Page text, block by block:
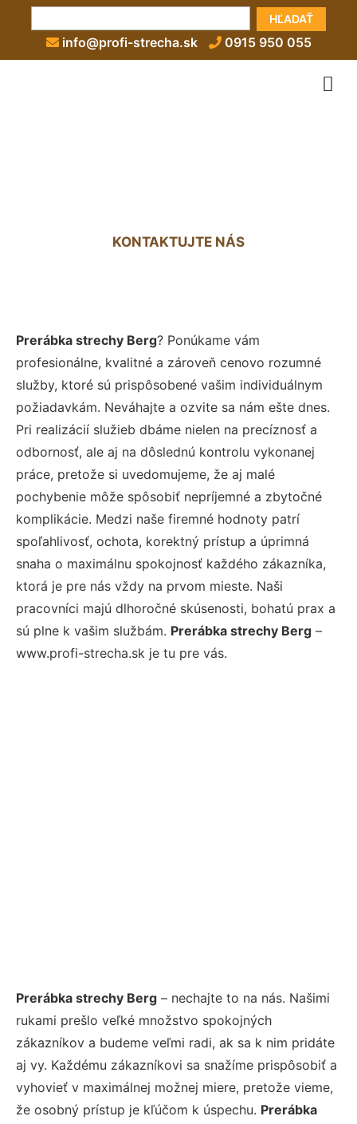
HĽADAŤ
info@profi-strecha.sk 0915 950 055
KONTAKTUJTE NÁS
Prerábka strechy Berg? Ponúkame vám
profesionálne, kvalitné a zároveň cenovo rozumné
služby, ktoré sú prispôsobené vašim individuálnym
požiadavkám. Neváhajte a ozvite sa nám ešte dnes.
Pri realizácií služieb dbáme nielen na precíznosť a
odbornosť, ale aj na dôslednú kontrolu vykonanej
práce, pretože si uvedomujeme, že aj malé
pochybenie môže spôsobiť nepríjemné a zbytočné
komplikácie. Medzi naše firemné hodnoty patrí
spoľahlivosť, ochota, korektný prístup a úprimná
snaha o maximálnu spokojnosť každého zákazníka,
ktorá je pre nás vždy na prvom mieste. Naši
pracovníci majú dlhoročné skúsenosti, bohatú prax a
sú plne k vašim službám. Prerábka strechy Berg –
www.profi-strecha.sk je tu pre vás.
Prerábka strechy Berg – nechajte to na nás. Našimi
rukami prešlo veľké množstvo spokojných
zákazníkov a budeme veľmi radi, ak sa k nim pridáte
aj vy. Každému zákazníkovi sa snažíme prispôsobiť a
vyhovieť v maximálnej možnej miere, pretože vieme,
že osobný prístup je kľúčom k úspechu. Prerábka